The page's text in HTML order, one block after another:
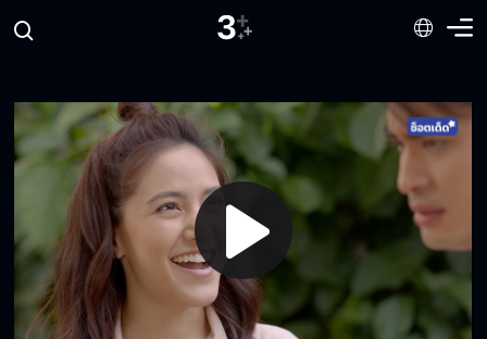
Play
Video
อยู่ไม่ได้ถ้าไม่มีคุณ
อยากให้ไปนอนบนเตียงด้วยกัน